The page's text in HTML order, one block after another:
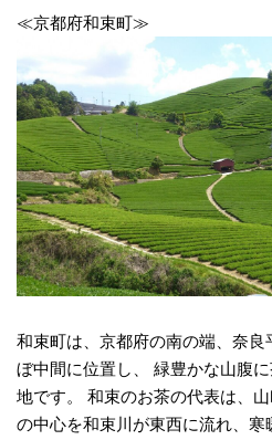
≪京都府和束町≫
和束町は、京都府の南の端、奈
ぼ中間に位置し、 緑豊かな山腹
地です。 和束のお茶の代表は、
の中心を和束川が東西に流れ、寒